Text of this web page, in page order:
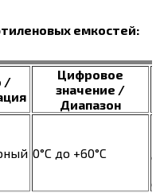
емкостей:
/
Цифровое
значение /
Диапазон
0°C до +60°C